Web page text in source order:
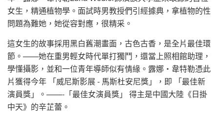
女生，精通植物學。面試時男教授們引經據典，拿植物的性
問題為難她，她從容對應，很精采。
這女生的故事採用黑白舊潮畫面，古色古香，是全片最佳環
節。——她在重男輕女時代單打獨鬥，還當上照相館助理，
學懂攝影，並和一位青年導師似有情緣。露娜‧韋特勒憑此
片獲得今年 「威尼斯影展 - 馬斯杜安尼獎」，即 「最佳新
演員獎」。——-「最佳女演員獎」 得主是中國大陸《日掛
中天》的辛芷蕾。